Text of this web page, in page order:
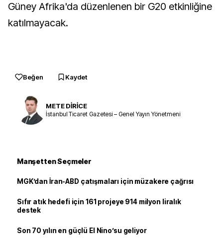
Güney Afrika'da düzenlenen bir G20 etkinliğine
katılmayacak.
Beğen Kaydet
METE DİRİCE
İstanbul Ticaret Gazetesi – Genel Yayın Yönetmeni
Manşetten Seçmeler
MGK’dan İran-ABD çatışmaları için müzakere çağrısı
Sıfır atık hedefi için 161 projeye 914 milyon liralık
destek
Son 70 yılın en güçlü El Nino’su geliyor